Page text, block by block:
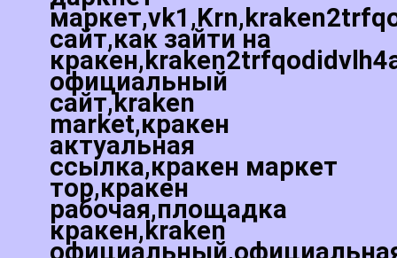
сайт,как зайти на
официальный
сайт,kraken
market,кракен
актуальная
ссылка,кракен маркет
тор,кракен
рабочая,площадка
кракен,kraken